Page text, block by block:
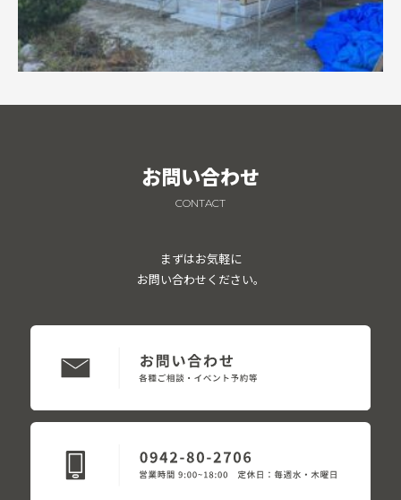
お問い合わせ
CONTACT
まずはお気軽に
お問い合わせください。